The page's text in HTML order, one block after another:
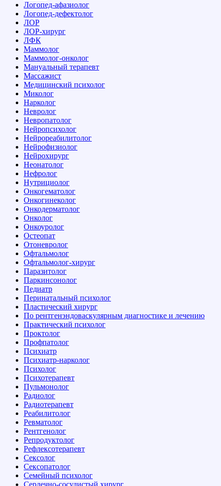
Логопед-афазиолог
Логопед-дефектолог
ЛОР
ЛОР-хирург
ЛФК
Маммолог
Маммолог-онколог
Мануальный терапевт
Массажист
Медицинский психолог
Миколог
Нарколог
Невролог
Невропатолог
Нейропсихолог
Нейрореабилитолог
Нейрофизиолог
Нейрохирург
Неонатолог
Нефролог
Нутрициолог
Онкогематолог
Онкогинеколог
Онкодерматолог
Онколог
Онкоуролог
Остеопат
Отоневролог
Офтальмолог
Офтальмолог-хирург
Паразитолог
Паркинсонолог
Педиатр
Перинатальный психолог
Пластический хирург
По рентгенэндоваскулярным диагностике и лечению
Практический психолог
Проктолог
Профпатолог
Психиатр
Психиатр-нарколог
Психолог
Психотерапевт
Пульмонолог
Радиолог
Радиотерапевт
Реабилитолог
Ревматолог
Рентгенолог
Репродуктолог
Рефлексотерапевт
Сексолог
Сексопатолог
Семейный психолог
Сердечно-сосудистый хирург